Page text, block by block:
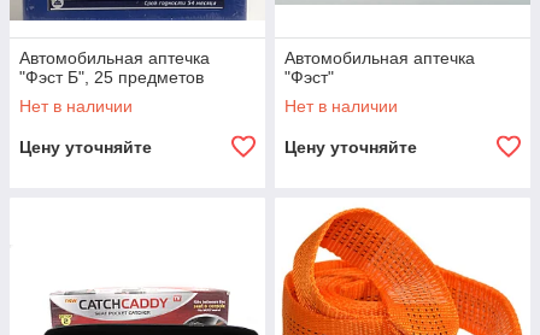
Автомобильная аптечка
"Фэст Б", 25 предметов
Нет в наличии
Цену уточняйте
Автомобильная аптечка
"Фэст"
Нет в наличии
Цену уточняйте